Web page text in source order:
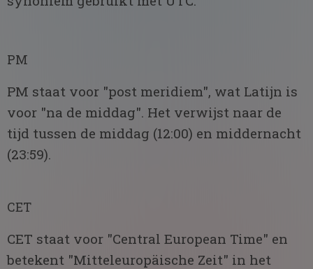
PM
PM staat voor "post meridiem", wat Latijn is
voor "na de middag". Het verwijst naar de
tijd tussen de middag (12:00) en middernacht
(23:59).
CET
CET staat voor "Central European Time" en
betekent "Mitteleuropäische Zeit" in het